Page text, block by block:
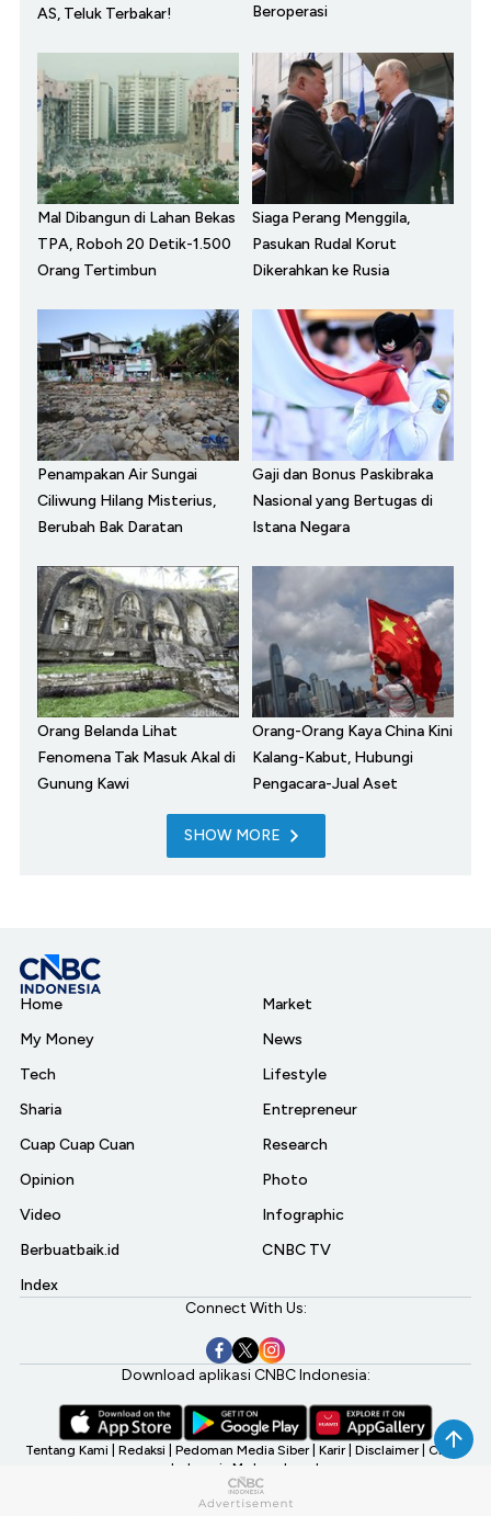
AS, Teluk Terbakar!
Beroperasi
Mal Dibangun di Lahan Bekas
TPA, Roboh 20 Detik-1.500
Orang Tertimbun
Siaga Perang Menggila,
Pasukan Rudal Korut
Dikerahkan ke Rusia
Penampakan Air Sungai
Ciliwung Hilang Misterius,
Berubah Bak Daratan
Gaji dan Bonus Paskibraka
Nasional yang Bertugas di
Istana Negara
Orang Belanda Lihat
Fenomena Tak Masuk Akal di
Gunung Kawi
Orang-Orang Kaya China Kini
Kalang-Kabut, Hubungi
Pengacara-Jual Aset
SHOW MORE
Home
My Money
Tech
Sharia
Cuap Cuap Cuan
Opinion
Video
Berbuatbaik.id
Index
Market
News
Lifestyle
Entrepreneur
Research
Photo
Infographic
CNBC TV
Connect With Us:
Download aplikasi CNBC Indonesia:
Tentang Kami Redaksi Pedoman Media Siber Karir Disclaimer CNBC
Indonesia My Investment
©2026 CNBC Indonesia, A Transmedia Company